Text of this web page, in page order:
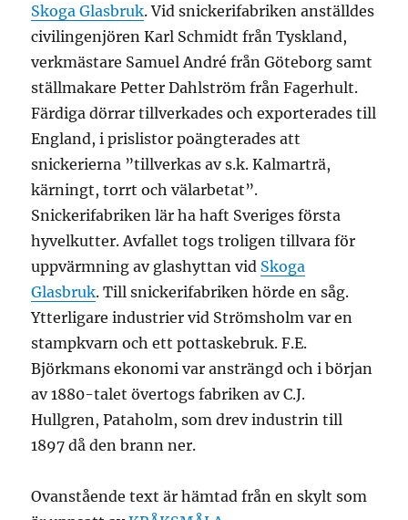
Skoga Glasbruk. Vid snickerifabriken anställdes
civilingenjören Karl Schmidt från Tyskland,
verkmästare Samuel André från Göteborg samt
ställmakare Petter Dahlström från Fagerhult.
Färdiga dörrar tillverkades och exporterades till
England, i prislistor poängterades att
snickerierna ”tillverkas av s.k. Kalmarträ,
kärningt, torrt och välarbetat”.
Snickerifabriken lär ha haft Sveriges första
hyvelkutter. Avfallet togs troligen tillvara för
uppvärmning av glashyttan vid Skoga
Glasbruk. Till snickerifabriken hörde en såg.
Ytterligare industrier vid Strömsholm var en
stampkvarn och ett pottaskebruk. F.E.
Björkmans ekonomi var ansträngd och i början
av 1880-talet övertogs fabriken av C.J.
Hullgren, Pataholm, som drev industrin till
1897 då den brann ner.
Ovanstående text är hämtad från en skylt som